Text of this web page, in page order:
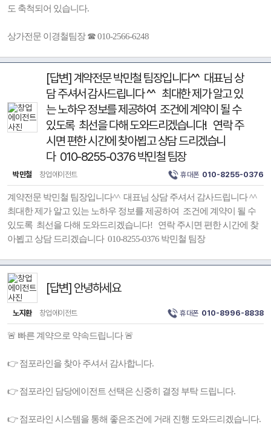
도 축척되어 있습니다.
상가전문 이경철팀장 ☎ 010-2566-6248
[답변] 계약전문 박민철 팀장입니다^^ 대표님 상
담 주셔서 감사드립니다 ^^ 최대한 제가 알고 있
는 노하우 정보를 제공하여 조건에 계약이 될 수
있도록 최선을 다해 도와드리겠습니다! 연락 주
시면 편한 시간에 찾아뵙고 상담 드리겠습니
다 010-8255-0376 박민철 팀장
박민철 창업에이전트 휴대폰 010-8255-0376
계약전문 박민철 팀장입니다^^ 대표님 상담 주셔서 감사드립니다 ^^
최대한 제가 알고 있는 노하우 정보를 제공하여 조건에 계약이 될 수
있도록 최선을 다해 도와드리겠습니다! 연락 주시면 편한 시간에 찾
아뵙고 상담 드리겠습니다 010-8255-0376 박민철 팀장
[답변] 안녕하세요
노지환 창업에이전트 휴대폰 010-8996-8838
🚨 빠른 계약으로 약속드립니다 🚨
👉 점포라인을 찾아 주셔서 감사합니다.
👉 점포라인 담당에이전트 선택은 신중히 결정 부탁 드립니다.
👉 점포라인 시스템을 통해 좋은조건에 거래 진행 도와드리겠습니다.